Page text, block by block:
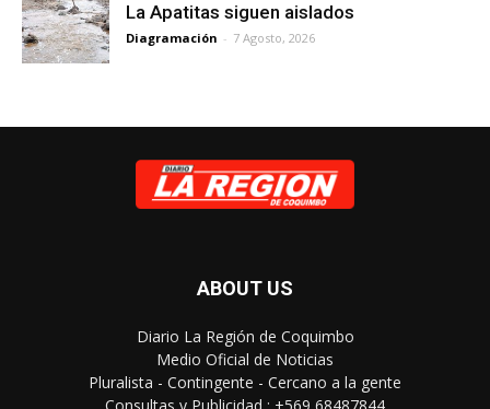
La Apatitas siguen aislados
Diagramación - 7 Agosto, 2026
ABOUT US
Diario La Región de Coquimbo
Medio Oficial de Noticias
Pluralista - Contingente - Cercano a la gente